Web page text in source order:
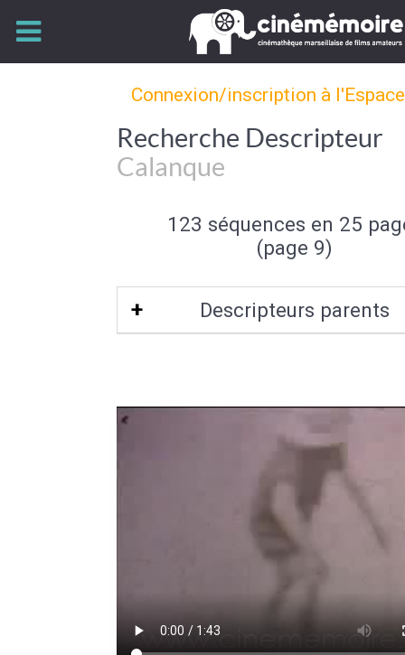
Connexion/inscription à
Recherche Descripteur
Calanque
123 séquences en 25
(page 9)
Descripteurs parents